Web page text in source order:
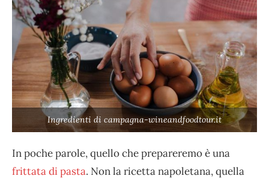
Ingredienti di campagna-wineandfoodtour.it
In poche parole, quello che prepareremo è una
frittata di pasta. Non la ricetta napoletana, quella